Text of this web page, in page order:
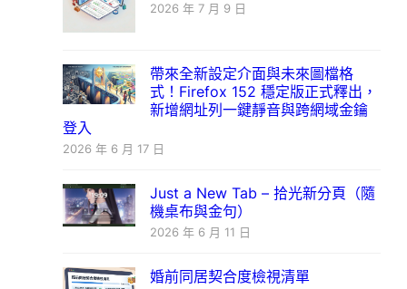
2026 年 7 月 9 日
帶來全新設定介面與未來圖檔格
式！Firefox 152 穩定版正式釋出，
新增網址列一鍵靜音與跨網域金鑰
登入
2026 年 6 月 17 日
Just a New Tab – 拾光新分頁（隨
機桌布與金句）
2026 年 6 月 11 日
婚前同居契合度檢視清單